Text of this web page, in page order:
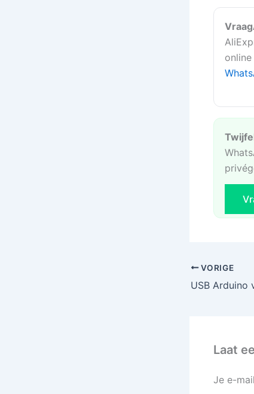
VORIGE
Laat
Je e-